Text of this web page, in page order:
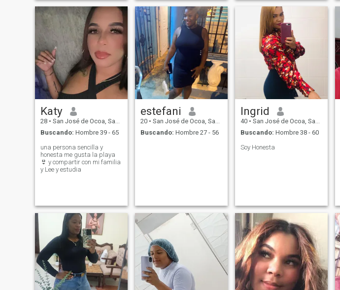
Katy
28 • San José de Ocoa, San José de Ocoa, Rep. Dominicana
Buscando: Hombre 39 - 65
una persona sencilla y
honesta me gusta la playa
👙 y compartir con mi familia
y Lee y estudia
estefani
20 • San José de Ocoa, San José de Ocoa, Rep. Dominicana
Buscando: Hombre 27 - 56
Ingrid
40 • San José de Ocoa, San José de Ocoa, Rep. Dominicana
Buscando: Hombre 38 - 60
Soy Honesta